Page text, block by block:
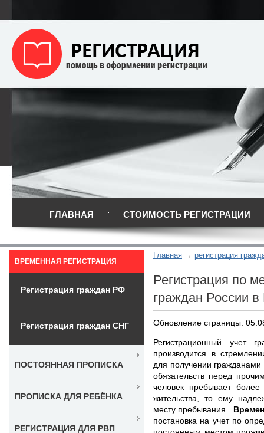
ГЛАВНАЯ СТОИМОСТЬ РЕГИСТРАЦИИ
Главная регистрация
Регистрация по
граждан России в
Обновление страницы:
Регистрационный учет
производится в
для получении
обязательств перед
человек пребывает
жительства, то ему
месту пребывания .
постановка на учет по
ВРЕМЕННАЯ РЕГИСТРАЦИЯ
Регистрация граждан РФ
Регистрация граждан СНГ
ПОСТОЯННАЯ ПРОПИСКА
ПРОПИСКА ДЛЯ РЕБЁНКА
РЕГИСТРАЦИЯ ДЛЯ РВП